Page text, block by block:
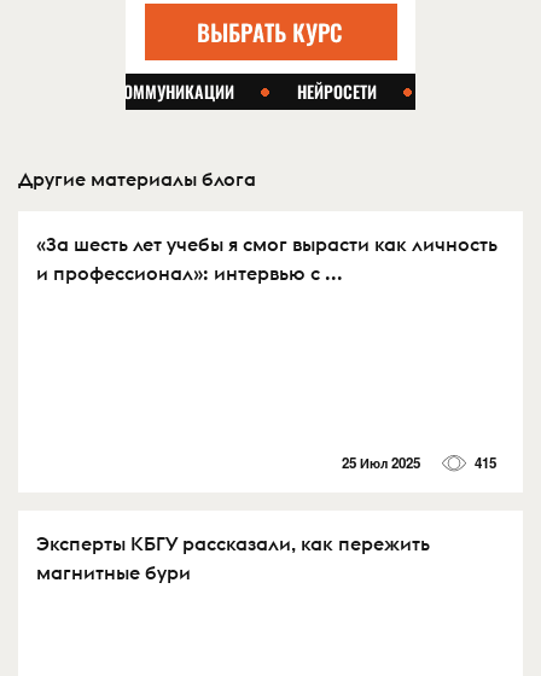
Другие материалы блога
«За шесть лет учебы я смог вырасти как личность
и профессионал»: интервью с ...
25 Июл 2025 415
Эксперты КБГУ рассказали, как пережить
магнитные бури